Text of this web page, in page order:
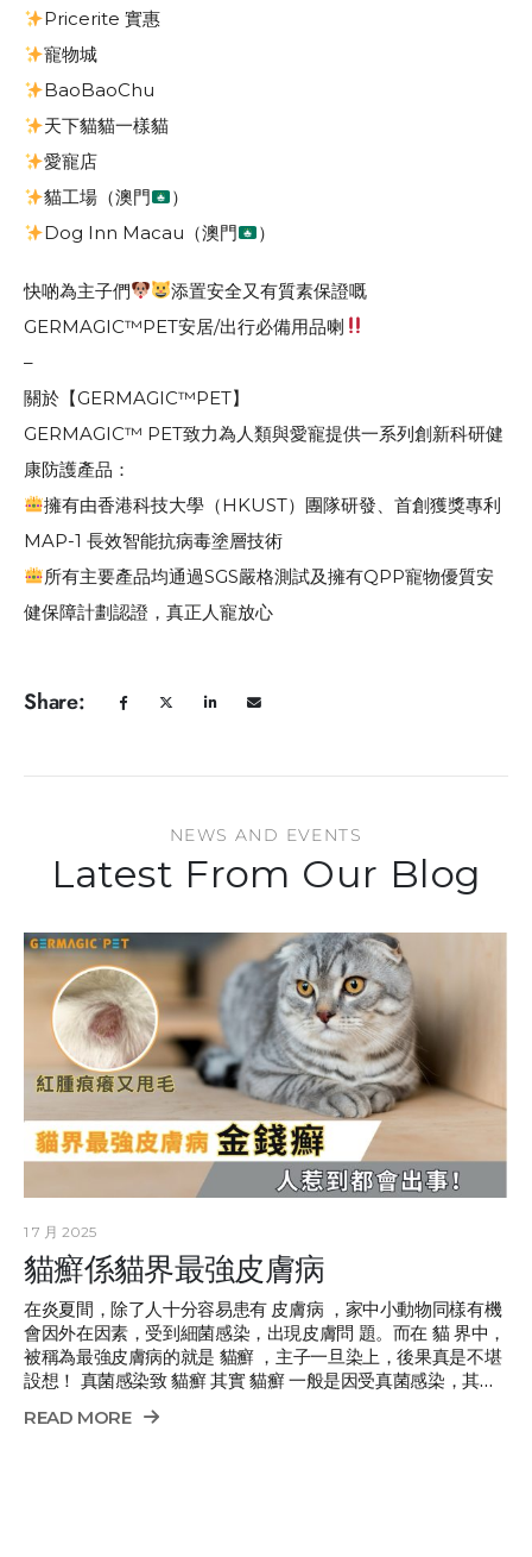
Pricerite 實惠
寵物城
BaoBaoChu
天下貓貓一樣貓
愛寵店
貓工場（澳門
）
Dog Inn Macau（澳門
）
快啲為主子們
添置安全又有質素保證嘅
GERMAGIC™️PET安居/出行必備用品喇
–
關於【GERMAGIC™️PET】
GERMAGIC™️ PET致力為人類與愛寵提供一系列創新科研健
康防護產品：
擁有由香港科技大學（HKUST）團隊研發、首創獲獎專利
MAP-1 長效智能抗病毒塗層技術
所有主要產品均通過SGS嚴格測試及擁有QPP寵物優質安
健保障計劃認證，真正人寵放心
Share:
NEWS AND EVENTS
Latest From Our Blog
1 7 月 2025
貓癬係貓界最強皮膚病
在炎夏間，除了人十分容易患有 皮膚病 ，家中小動物同樣有機
會因外在因素，受到細菌感染，出現皮膚問 題。而在 貓 界中，
被稱為最強皮膚病的就是 貓癬 ，主子一旦染上，後果真是不堪
設想！ 真菌感染致 貓癬 其實 貓癬 一般是因受真菌感染，其中
過，不少貓咪身上都自帶癬菌，所以一般情況下 都不會對牠們
READ MORE